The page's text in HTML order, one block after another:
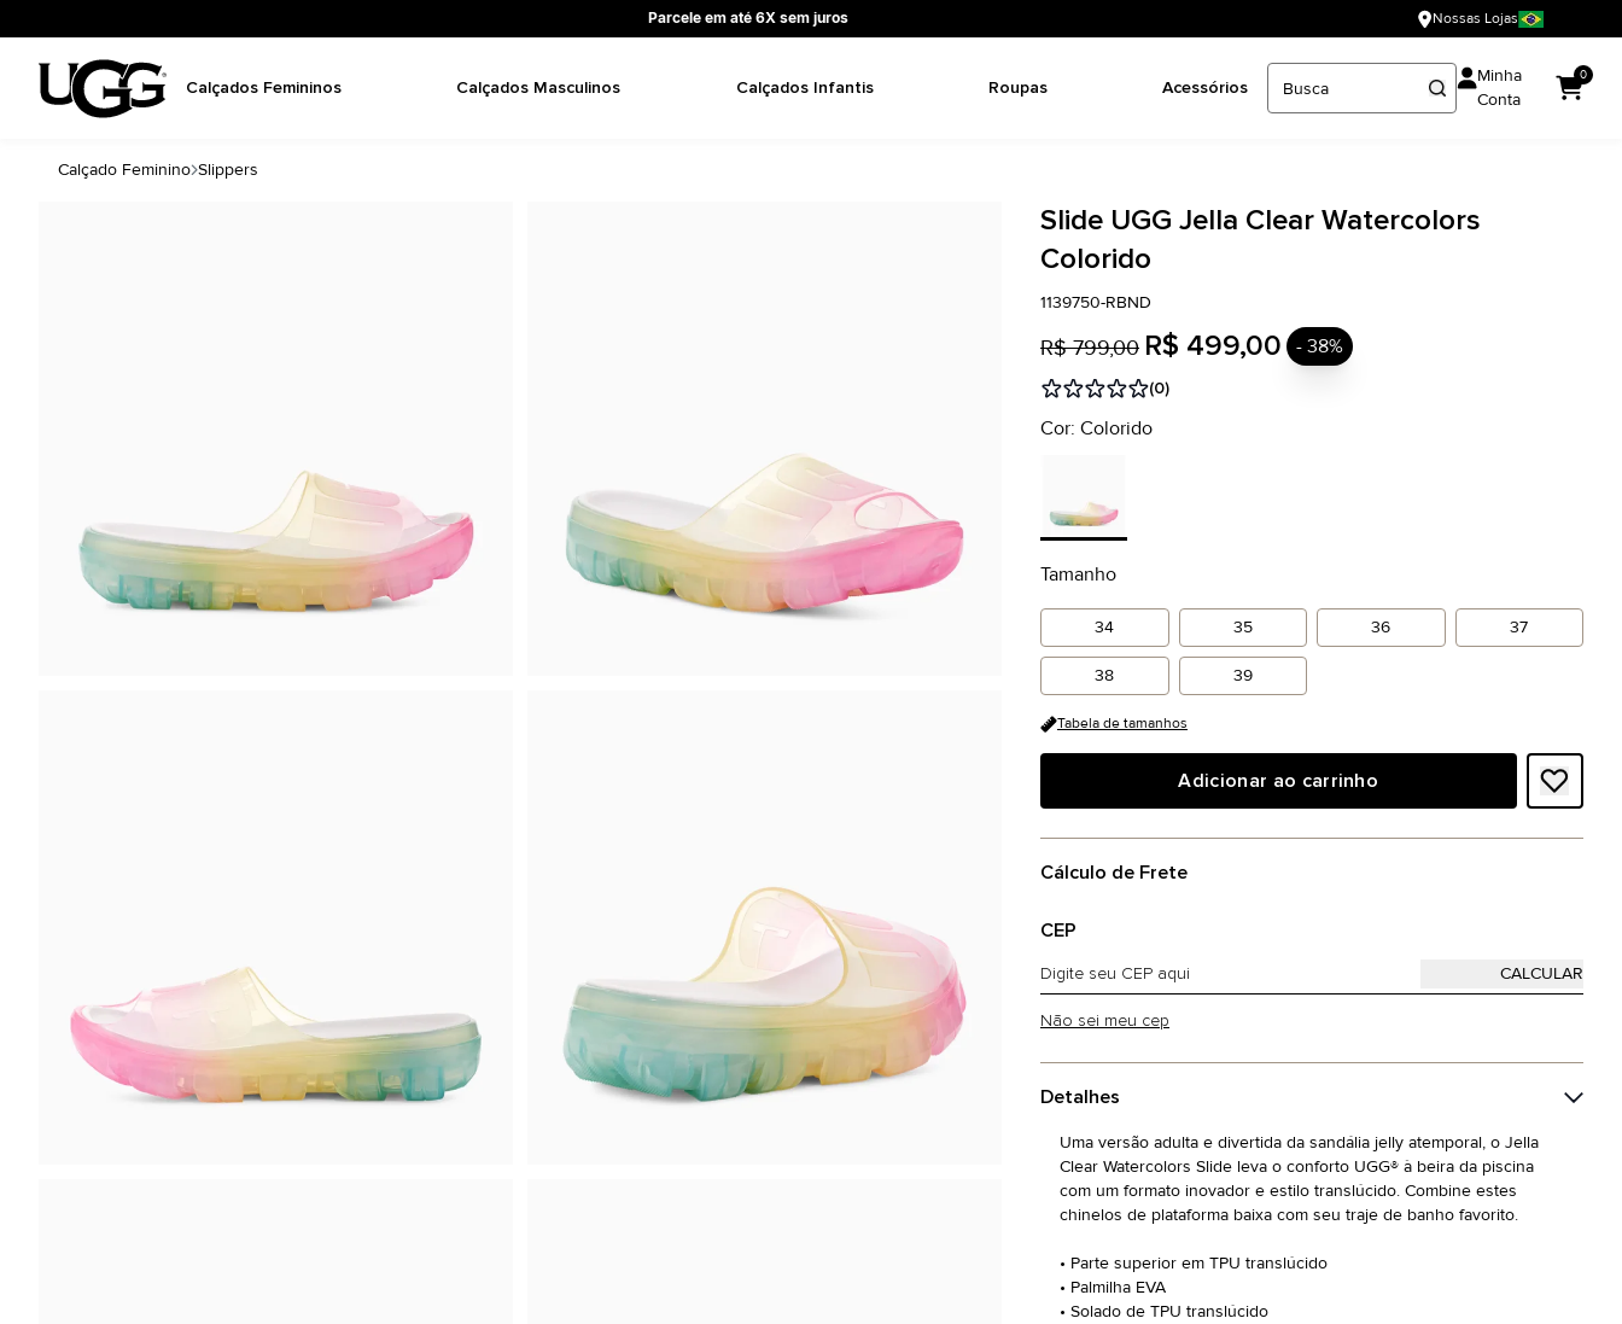
Parcele em até 6X sem juros Nossas Lojas
Calçados Femininos Calçados Masculinos Calçados Infantis Roupas Acessórios
Minha
Conta
0
Calçado Feminino Slippers
Slide UGG Jella Clear Watercolors
Colorido
1139750-RBND
R$ 799,00 R$ 499,00 - 38%
(0)
Cor: Colorido
Tamanho
34 35 36 37
38 39
Tabela de tamanhos
Adicionar ao carrinho
Cálculo de Frete
CEP
Não sei meu cep
Detalhes
Uma versão adulta e divertida da sandália jelly atemporal, o Jella
Clear Watercolors Slide leva o conforto UGG® à beira da piscina
com um formato inovador e estilo translúcido. Combine estes
chinelos de plataforma baixa com seu traje de banho favorito.
• Parte superior em TPU translúcido
• Palmilha EVA
• Solado de TPU translúcido